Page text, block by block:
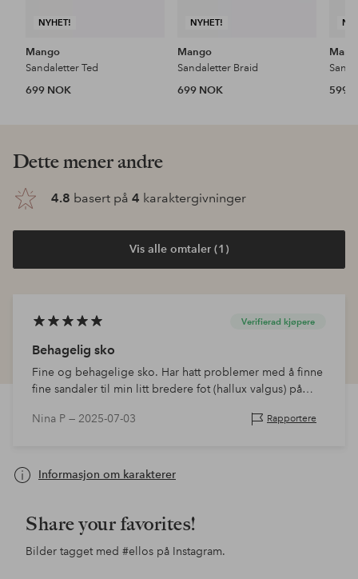
NYHET!
Mango
Sandaletter Ted
699 NOK
NYHET!
Mango
Sandaletter Braid
699 NOK
599
Dette mener andre
4.8 basert på 4 karaktergivninger
Vis alle omtaler (1)
Verifierad kjøpere
Behagelig sko
Fine og behagelige sko. Har hatt problemer med å finne
fine sandaler til min litt bredere fot (hallux valgus) på
ville ha dem ford…
Nina P — 2025-07-03 Rapportere
Informasjon om karakterer
Share your favorites!
Bilder tagget med #ellos på Instagram.